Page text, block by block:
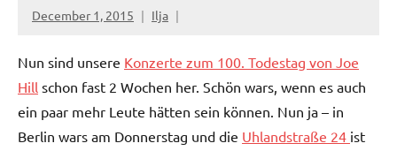
December 1, 2015 Ilja
Nun sind unsere Konzerte zum 100. Todestag von Joe
Hill schon fast 2 Wochen her. Schön wars, wenn es auch
ein paar mehr Leute hätten sein können. Nun ja – in
Berlin wars am Donnerstag und die Uhlandstraße 24 ist